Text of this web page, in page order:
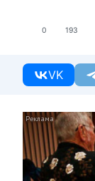
0 193
VK